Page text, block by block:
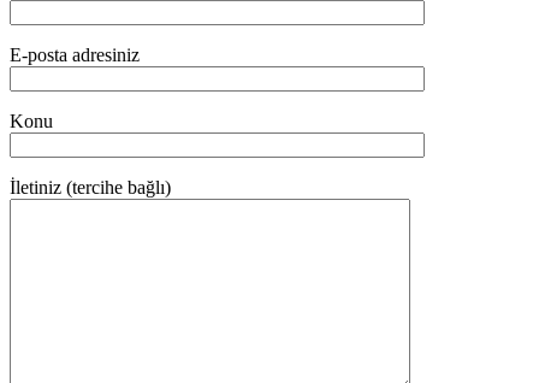
E-posta adresiniz
Konu
İletiniz (tercihe bağlı)